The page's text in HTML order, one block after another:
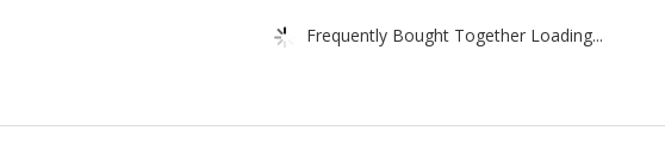
Frequently Bought Together Loading...